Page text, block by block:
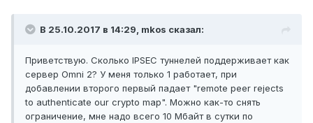
В 25.10.2017 в 14:29, mkos сказал:
Приветствую. Сколько IPSEC туннелей поддерживает как
сервер Omni 2? У меня только 1 работает, при
добавлении второго первый падает "remote peer rejects
to authenticate our crypto map". Можно как-то снять
ограничение, мне надо всего 10 Мбайт в сутки по